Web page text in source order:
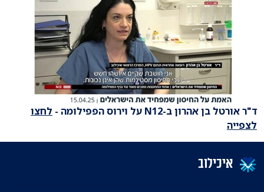
ד"ר אורטל בן אהרון ב-N12 על וירוס הפפילומה -
לחצו
לצפייה
איכילוב